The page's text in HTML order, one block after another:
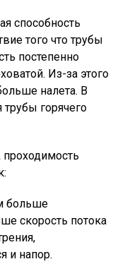
способность
того что трубы
постепенно
Из-за этого
налета. В
трубы горячего
проходимость
больше
скорость потока
и напор.